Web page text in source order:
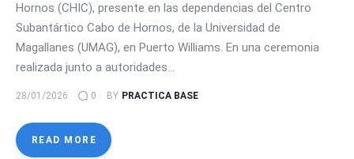
Hornos (CHIC), presente en las dependencias del Centro
Subantártico Cabo de Hornos, de la Universidad de
Magallanes (UMAG), en Puerto Williams. En una ceremonia
realizada junto a autoridades…
28/01/2026 0 BY PRACTICA BASE
READ MORE